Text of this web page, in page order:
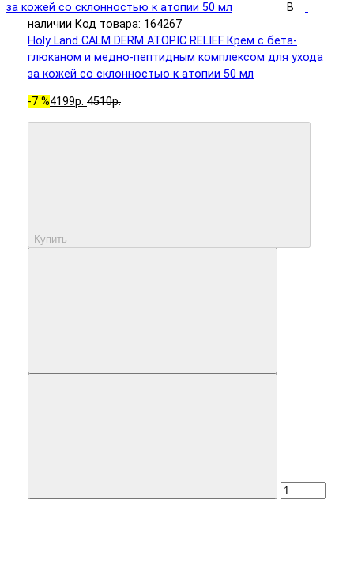
В
наличии Код товара: 164267
Holy Land CALM DERM ATOPIC RELIEF Крем с бета-
глюканом и медно-пептидным комплексом для ухода
за кожей со склонностью к атопии 50 мл
-7 %4199р. 4510р.
Купить